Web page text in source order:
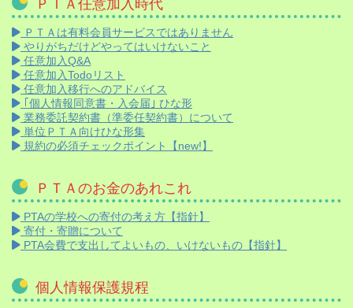
ＰＴＡ任意加入時代
ＰＴＡは有料会員サービスではありません
やりがちだけどやってはいけないこと
任意加入Q&A
任意加入Todoリスト
任意加入移行へのアドバイス
｢個人情報同意書・入会届｣ ひな形
業務委託契約書（準委任契約書）について
単位ＰＴＡ向けひな形集
規約の必須チェックポイント【new!】
ＰＴＡのお金のあれこれ
PTAの学校への寄付の考え方【指針】
寄付・寄贈について
PTA会費で支出してよいもの、いけないもの【指針】
個人情報保護規程